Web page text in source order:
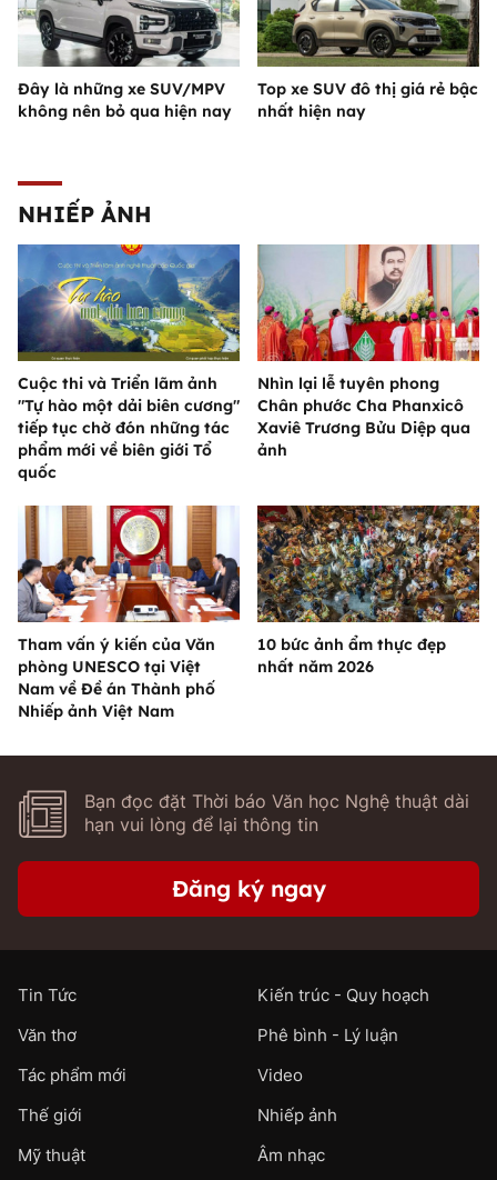
Đây là những xe SUV/MPV
không nên bỏ qua hiện nay
Top xe SUV đô thị giá rẻ bậc
nhất hiện nay
NHIẾP ẢNH
Cuộc thi và Triển lãm ảnh
"Tự hào một dải biên cương"
tiếp tục chờ đón những tác
phẩm mới về biên giới Tổ
quốc
Nhìn lại lễ tuyên phong
Chân phước Cha Phanxicô
Xaviê Trương Bửu Diệp qua
ảnh
Tham vấn ý kiến của Văn
phòng UNESCO tại Việt
Nam về Đề án Thành phố
Nhiếp ảnh Việt Nam
10 bức ảnh ẩm thực đẹp
nhất năm 2026
Bạn đọc đặt Thời báo Văn học Nghệ thuật dài
hạn vui lòng để lại thông tin
Đăng ký ngay
Tin Tức
Kiến trúc - Quy hoạch
Văn thơ
Phê bình - Lý luận
Tác phẩm mới
Video
Thế giới
Nhiếp ảnh
Mỹ thuật
Âm nhạc